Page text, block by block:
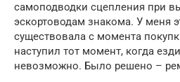
самоподводки сцепления при
эскортоводам знакома. У меня
существовала с момента
наступил тот момент, когда
невозможно. Было решено –